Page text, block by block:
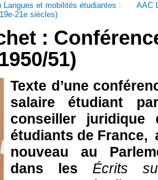
et mobilités étudiantes :
21e siècles)
AAC
:
51)
Texte d’une
salaire étudiant
conseiller juridique
étudiants de France,
nouveau au
dans les Écrits